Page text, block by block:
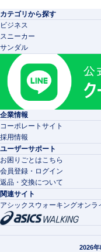
カテゴリから探す
ビジネス
スニーカー
サンダル
企業情報
コーポレートサイト
採用情報
ユーザーサポート
お困りごとはこちら
会員登録・ログイン
返品・交換について
関連サイト
アシックスウォーキングオンラ
2026年